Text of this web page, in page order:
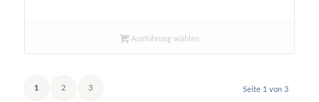
Ausführung wählen
Seite 1 von 3
1 2 3